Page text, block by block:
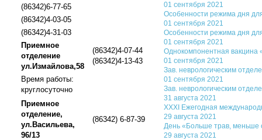
(86342)6-77-65
(86342)4-03-05
(86342)4-31-03
Приемное
отделение
ул.Измайлова,58
(86342)4-07-44
(86342)4-13-43
Время работы:
круглосуточно
Приемное
отделение,
ул.Васильева,
96/13
(86342) 6-87-39
01 сентября 2021
Особенности режима дня
01 сентября 2021
Особенности режима дня
01 сентября 2021
Однокомпонентная вакцина
01 сентября 2021
Зав. неврологическим
01 сентября 2021
Зав. неврологическим
31 августа 2021
XXXI Ежегодная
29 августа 2021
День «Больше трав, меньше
29 августа 2021